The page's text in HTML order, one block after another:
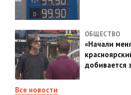
ОБЩЕСТВО
«Начали
добивается
Все новости